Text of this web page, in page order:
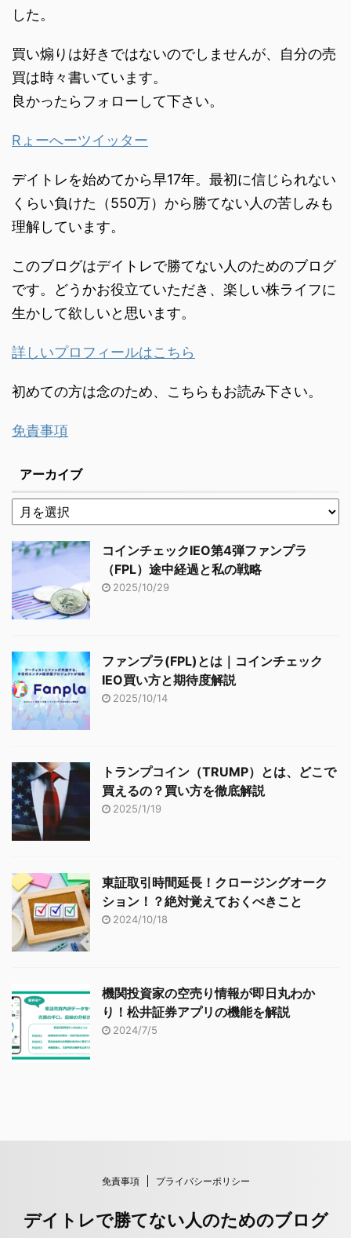
した。
買い煽りは好きではないのでしませんが、自分の売
買は時々書いています。
良かったらフォローして下さい。
Rょーへーツイッター
デイトレを始めてから早17年。最初に信じられない
くらい負けた（550万）から勝てない人の苦しみも
理解しています。
このブログはデイトレで勝てない人のためのブログ
です。どうかお役立ていただき、楽しい株ライフに
生かして欲しいと思います。
詳しいプロフィールはこちら
初めての方は念のため、こちらもお読み下さい。
免責事項
アーカイブ
コインチェックIEO第4弾ファンプラ
（FPL）途中経過と私の戦略
2025/10/29
ファンプラ(FPL)とは｜コインチェック
IEO買い方と期待度解説
2025/10/14
トランプコイン（TRUMP）とは、どこで
買えるの？買い方を徹底解説
2025/1/19
東証取引時間延長！クロージングオーク
ション！？絶対覚えておくべきこと
2024/10/18
機関投資家の空売り情報が即日丸わか
り！松井証券アプリの機能を解説
2024/7/5
免責事項 プライバシーポリシー
デイトレで勝てない人のためのブログ